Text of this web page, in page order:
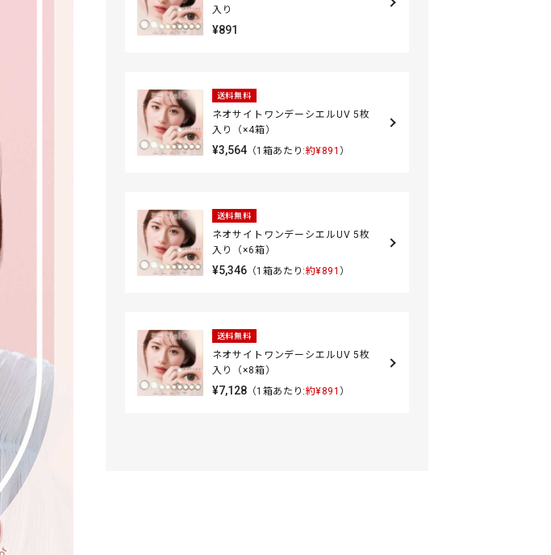
入り
¥891
送料無料
ネオサイトワンデーシエルUV 5枚
入り（×4箱）
¥3,564（1箱あたり:約¥891 ）
送料無料
ネオサイトワンデーシエルUV 5枚
入り（×6箱）
¥5,346（1箱あたり:約¥891 ）
送料無料
ネオサイトワンデーシエルUV 5枚
入り（×8箱）
¥7,128（1箱あたり:約¥891 ）